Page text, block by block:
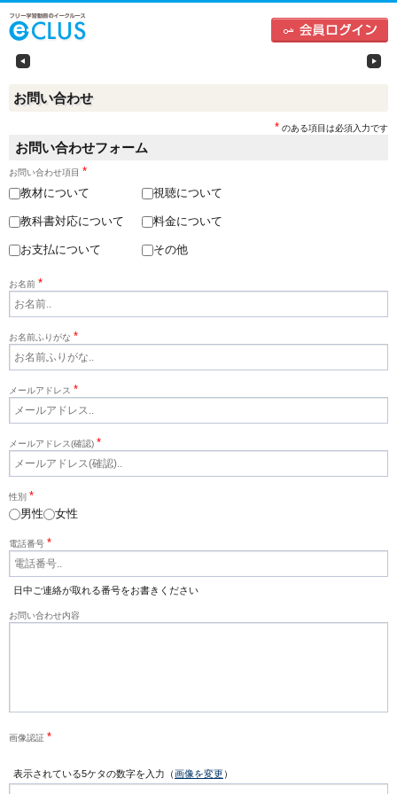
中学生向けフリー学習動画のイークルース（e-
お問い合わせ
* のある項目は必須入力です
お問い合わせフォーム
お問い合わせ項目 *
教材について
視聴について
教科書対応について 料金について
お支払について その他
お名前 *
お名前ふりがな *
メールアドレス *
メールアドレス(確認) *
性別 *
男性
女性
電話番号 *
日中ご連絡が取れる番号をお書きください
お問い合わせ内容
画像認証 *
表示されている5ケタの数字を入力（画像を変更 ）